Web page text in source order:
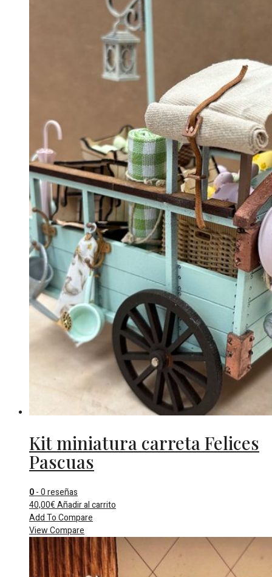
Kit miniatura carreta Felices
Pascuas
0- 0 reseñas
40,00€Añadir al carrito
Add To Compare
View Compare